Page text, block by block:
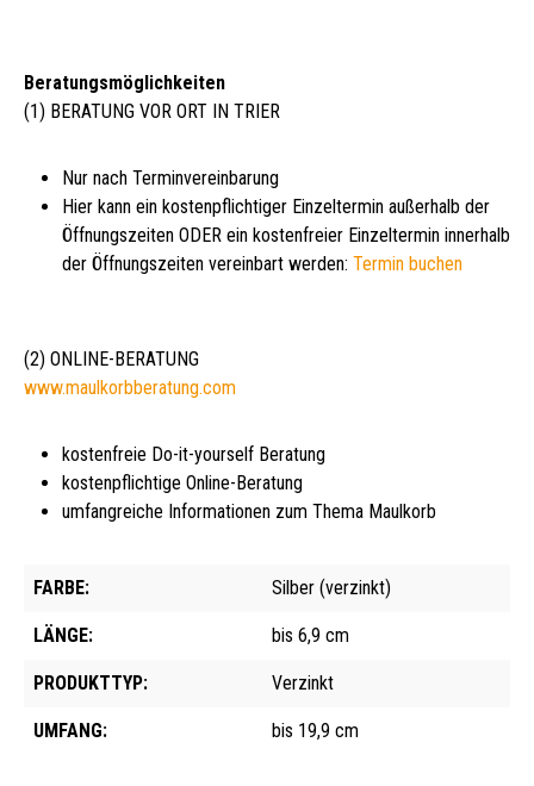
Beratungsmöglichkeiten
(1) BERATUNG VOR ORT IN TRIER
Nur nach Terminvereinbarung
Hier kann ein kostenpflichtiger Einzeltermin außerhalb der
Öffnungszeiten ODER ein kostenfreier Einzeltermin innerhalb
der Öffnungszeiten vereinbart werden: Termin buchen
(2) ONLINE-BERATUNG
www.maulkorbberatung.com
kostenfreie Do-it-yourself Beratung
kostenpflichtige Online-Beratung
umfangreiche Informationen zum Thema Maulkorb
FARBE: Silber (verzinkt)
LÄNGE: bis 6,9 cm
PRODUKTTYP: Verzinkt
UMFANG: bis 19,9 cm